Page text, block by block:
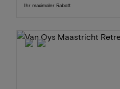
Ihr maximaler Rabatt